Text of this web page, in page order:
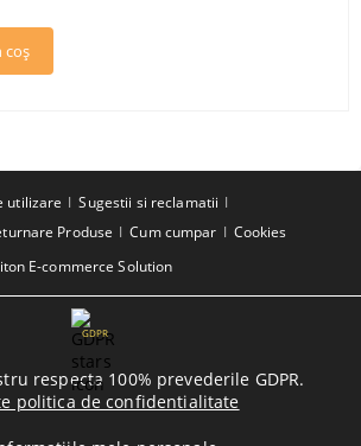
E-commerce Solution
utilizare
Sugestii si reclamatii
Produse Cum cumpar Cookies
GDPR
respecta 100% prevederile GDPR.
politica de confidentialitate